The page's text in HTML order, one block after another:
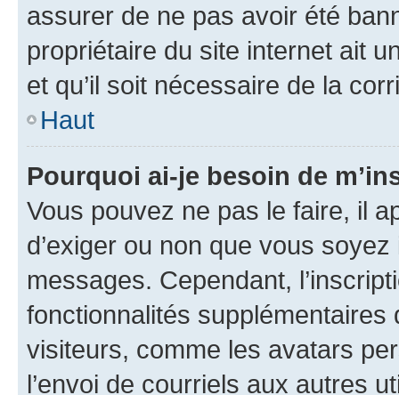
assurer de ne pas avoir été
propriétaire du site internet ait
et qu’il soit nécessaire de la
Haut
Pourquoi ai-je besoin de
Vous pouvez ne pas le faire, il
d’exiger ou non que vous
messages. Cependant,
fonctionnalités
visiteurs, comme les avatars
l’envoi de courriels aux autres